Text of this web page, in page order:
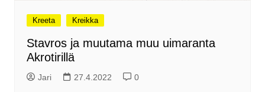
Kreeta Kreikka
Stavros ja muutama muu uimaranta
Akrotirillä
Jari 27.4.2022 0